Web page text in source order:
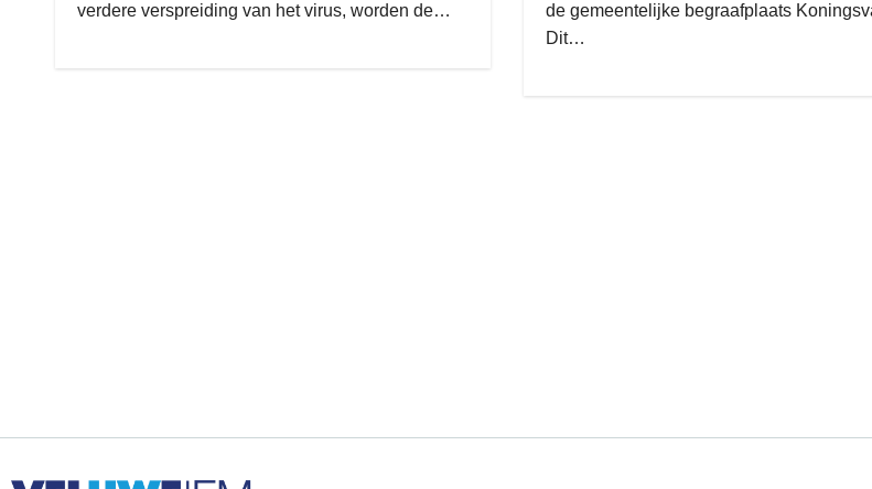
verdere verspreiding van het virus, worden de…
de gemeentelijke begraafplaats
Dit…